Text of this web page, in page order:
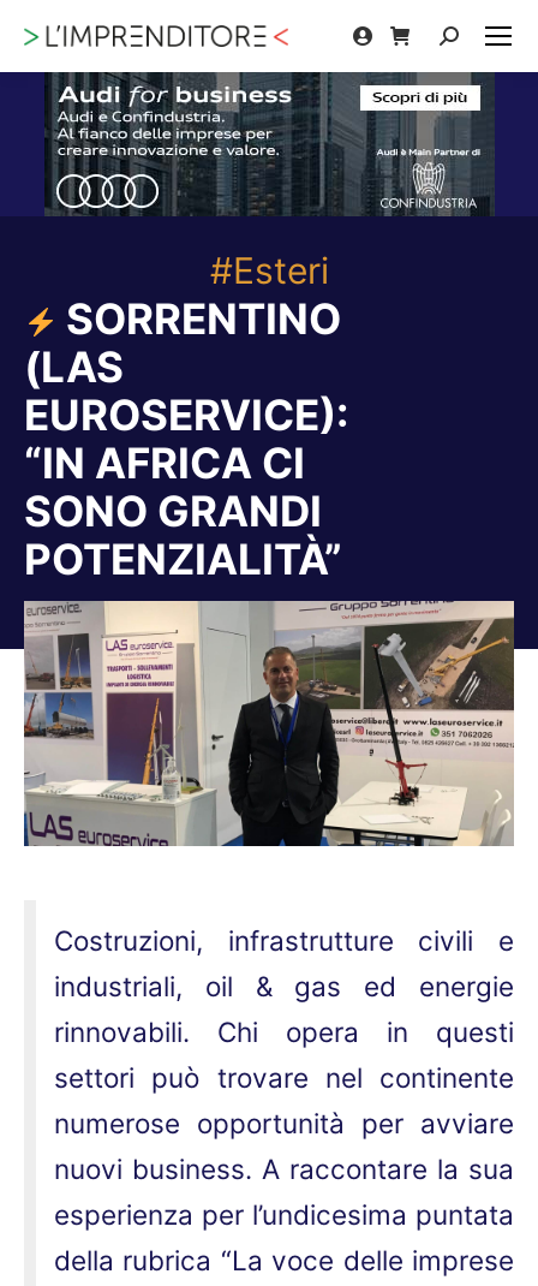
Cerca:
#Esteri
SORRENTINO
(LAS
EUROSERVICE):
“IN AFRICA CI
SONO GRANDI
POTENZIALITÀ”
Tu sei qui:
Costruzioni, infrastrutture civili e
industriali, oil & gas ed energie
rinnovabili. Chi opera in questi
settori può trovare nel continente
numerose opportunità per avviare
nuovi business. A raccontare la sua
esperienza per l’undicesima puntata
della rubrica “La voce delle imprese